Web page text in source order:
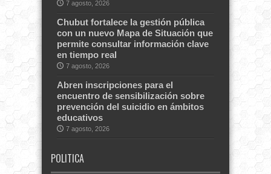
7 agosto, 2026
Chubut fortalece la gestión pública
con un nuevo Mapa de Situación que
permite consultar información clave
en tiempo real
7 agosto, 2026
Abren inscripciones para el
encuentro de sensibilización sobre
prevención del suicidio en ámbitos
educativos
7 agosto, 2026
POLITICA